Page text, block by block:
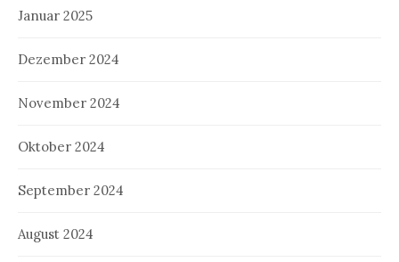
Januar 2025
Dezember 2024
November 2024
Oktober 2024
September 2024
August 2024